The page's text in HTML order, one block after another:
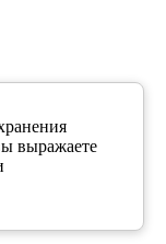
выражаете